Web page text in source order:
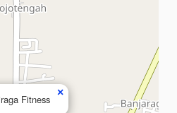
Fitness
×